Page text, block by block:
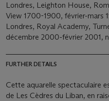
Londres, Leighton House,
View 1700-1900, février-mars
Londres, Royal Academy,
décembre 2000-février 2001,
FURTHER DETAILS
Cette aquarelle spectaculaire
de Les Cèdres du Liban, en